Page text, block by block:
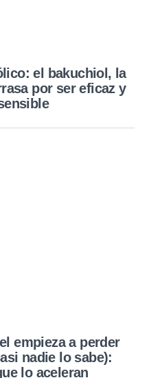
el bakuchiol, la
por ser eficaz y
empieza a perder
nadie lo sabe):
lo aceleran